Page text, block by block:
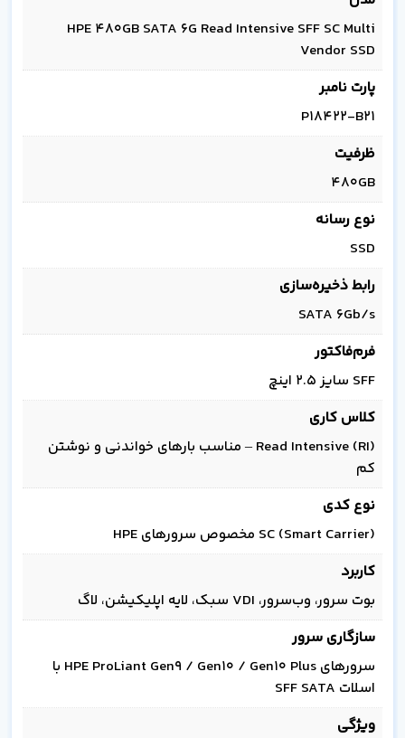
HPE 480GB SATA 6G Read Intensive SFF SC Multi
Vendor SSD
پارت نامبر
P18422-B21
ظرفیت
480GB
نوع رسانه
SSD
رابط ذخیره‌سازی
SATA 6Gb/s
فرم‌فاکتور
SFF سایز 2.5 اینچ
کلاس کاری
Read Intensive (RI) – مناسب بارهای خواندنی و نوشتن
کم
نوع کدی
SC (Smart Carrier) مخصوص سرورهای HPE
کاربرد
بوت سرور، وب‌سرور، VDI سبک، لایه اپلیکیشن، لاگ
سازگاری سرور
سرورهای HPE ProLiant Gen9 / Gen10 / Gen10 Plus با
اسلات SFF SATA
ویژگی